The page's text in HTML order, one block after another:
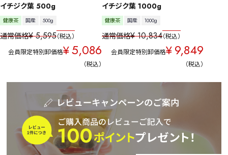
イチジク葉 500g
健康茶 国産 500g
通常価格¥ 5,595 税込
会員限定特別卸価格¥5,086
税込
イチジク葉 1000g
健康茶 国産 1000g
通常価格¥ 10,834 税込
会員限定特別卸価格¥9,849
税込